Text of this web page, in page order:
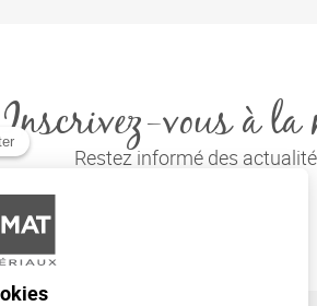
Inscrivez-vous à la
Restez informé des